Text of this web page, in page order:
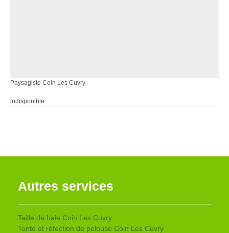
Paysagiste Coin Les Cuvry
indisponible
Autres services
Taille de haie Coin Les Cuvry
Tonte et réfection de pelouse Coin Les Cuvry